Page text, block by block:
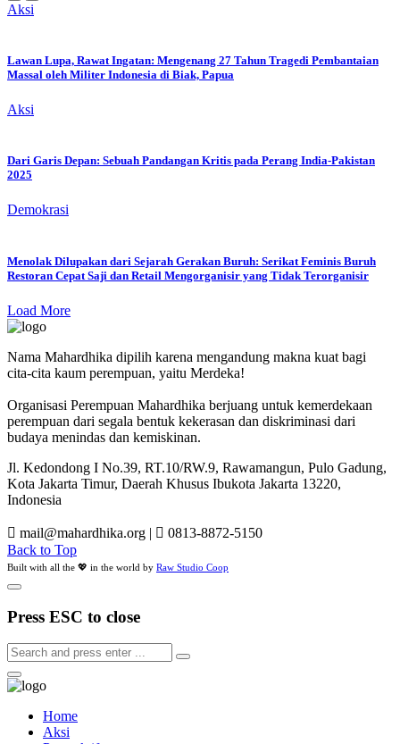
Aksi
Lawan Lupa, Rawat Ingatan: Mengenang 27 Tahun Tragedi Pembantaian
Massal oleh Militer Indonesia di Biak, Papua
Aksi
Dari Garis Depan: Sebuah Pandangan Kritis pada Perang India-Pakistan
2025
Demokrasi
Menolak Dilupakan dari Sejarah Gerakan Buruh: Serikat Feminis Buruh
Restoran Cepat Saji dan Retail Mengorganisir yang Tidak Terorganisir
Load More
Nama Mahardhika dipilih karena mengandung makna kuat bagi
cita-cita kaum perempuan, yaitu Merdeka!
Organisasi Perempuan Mahardhika berjuang untuk kemerdekaan
perempuan dari segala bentuk kekerasan dan diskriminasi dari
budaya menindas dan kemiskinan.
Jl. Kedondong I No.39, RT.10/RW.9, Rawamangun, Pulo Gadung,
Kota Jakarta Timur, Daerah Khusus Ibukota Jakarta 13220,
Indonesia
mail@mahardhika.org |
0813-8872-5150
Back to Top
Built with all the 💖 in the world by Raw Studio Coop
Press ESC to close
Home
Aksi